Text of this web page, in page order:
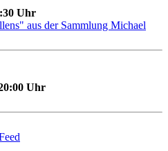
Uhr
aus der Sammlung Michael
Uhr